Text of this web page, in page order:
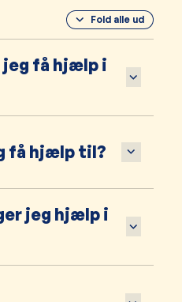
Fold alle ud
jeg få hjælp i
få hjælp til?
jeg hjælp i